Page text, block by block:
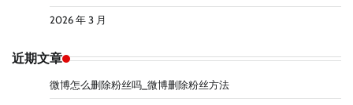
2026 年 3 月
近期文章
微博怎么删除粉丝吗_微博删除粉丝方法